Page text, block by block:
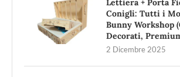
Lettiera + Porta
Conigli: Tutti i
Bunny Workshop
Decorati,
2 Dicembre 2025